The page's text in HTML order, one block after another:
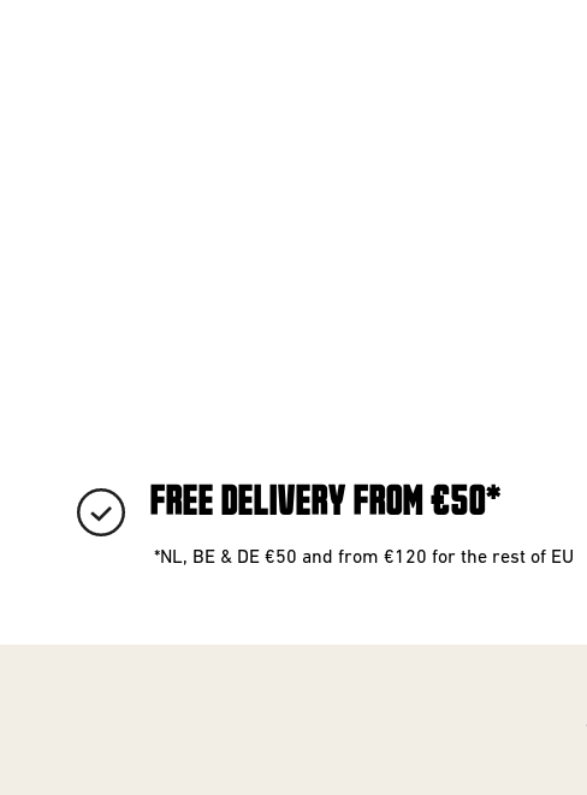
FREE DELIVERY FROM €50*
*NL, BE & DE €50 and from €120 for the rest of EU